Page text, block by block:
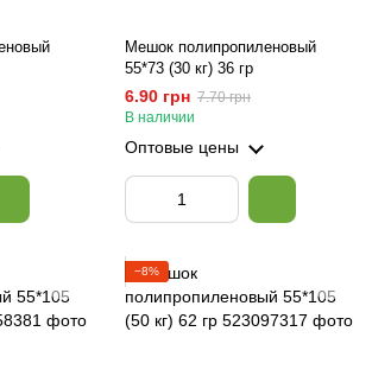
Мешок полипропиленовый
55*73 (30 кг) 36 гр
6.90 грн 7.70 грн
В наличии
Оптовые цены
−8%